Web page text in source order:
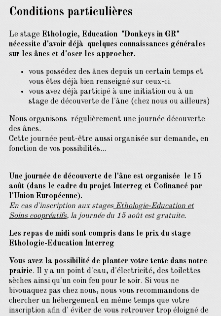
Conditions particulières
Le stage Ethologie, Education "Donkeys in GR"
nécessite d'avoir déjà quelques connaissances générales
sur les ânes et d'oser les approcher.
vous possédez des ânes depuis un certain temps et
vous êtes déjà bien renseigné sur ceux-ci.
vous avez déjà participé à une initiation ou à un
stage de découverte de l'âne (chez nous ou ailleurs)
Nous organisons régulièrement une journée découverte
des ânes.
Cette journée peut-être aussi organisée sur demande, en
fonction de vos possibilités...
Une journée de découverte de l'âne est organisée le 15
août (dans le cadre du projet Interreg et Cofinancé par
l'Union Européenne).
En cas d'inscription aux stagesEthologie-Education et
Soins coopréatifs, la journée du 15 août est gratuite.
Les repas de midi sont compris dans le prix du stage
Ethologie-Education Interreg
Vous avez la possibilité de planter votre tente dans notre
prairie. Il y a un point d'eau, d'électricité, des toilettes
sèches ainsi qu'un coin feu pour le soir. Si vous ne
bivouaquez pas chez nous, nous vous recommandons de
chercher un hébergement en même temps que votre
inscription afin d' éviter de vous retrouver trop éloigné de